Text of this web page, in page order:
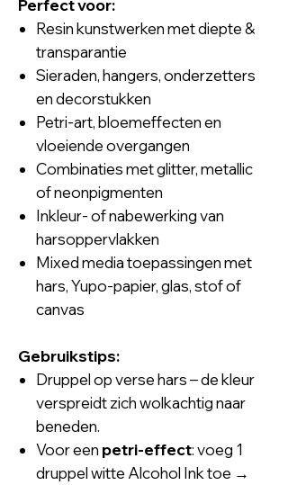
Perfect voor:
Resin kunstwerken met diepte &
transparantie
Sieraden, hangers, onderzetters
en decorstukken
Petri-art, bloemeffecten en
vloeiende overgangen
Combinaties met glitter, metallic
of neonpigmenten
Inkleur- of nabewerking van
harsoppervlakken
Mixed media toepassingen met
hars, Yupo-papier, glas, stof of
canvas
Gebruikstips:
Druppel op verse hars – de kleur
verspreidt zich wolkachtig naar
beneden.
Voor een petri-effect: voeg 1
druppel witte Alcohol Ink toe →